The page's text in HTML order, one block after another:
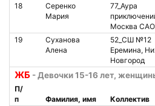
18
Серенко
Мария
77_Аура
Москва САО
19
Суханова
Алена
52_СШ №12
Еремина,
Новгород
ЖБ - Девочки 15-16 лет,
П/
п
Фамилия, имя Коллектив